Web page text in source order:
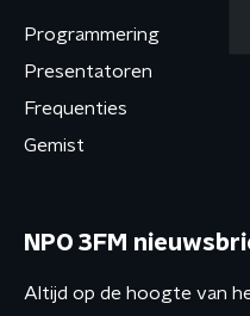
Programmering
Presentatoren
Frequenties
Gemist
NPO 3FM
Altijd op de hoogte van